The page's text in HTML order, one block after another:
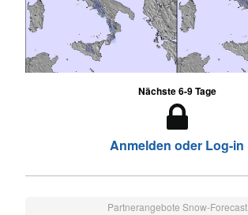
Nächste 6-9 Tage
Anmelden oder Log-in
Partnerangebote Snow-Forecast